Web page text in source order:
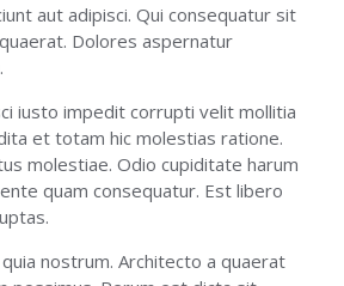
aut adipisci. Qui consequatur sit
Dolores aspernatur
iusto impedit corrupti velit mollitia
et totam hic molestias ratione.
molestiae. Odio cupiditate harum
quam consequatur. Est libero
nostrum. Architecto a quaerat